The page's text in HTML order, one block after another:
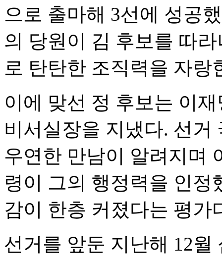
으로 출마해 3선에 성공
의 당원이 김 후보를 따
로 탄탄한 조직력을 자랑
이에 맞선 정 후보는 이
비서실장을 지냈다. 선거
우연한 만남이 알려지며
령이 그의 행정력을 인
감이 한층 커졌다는 평가
선거를 앞둔 지난해 12